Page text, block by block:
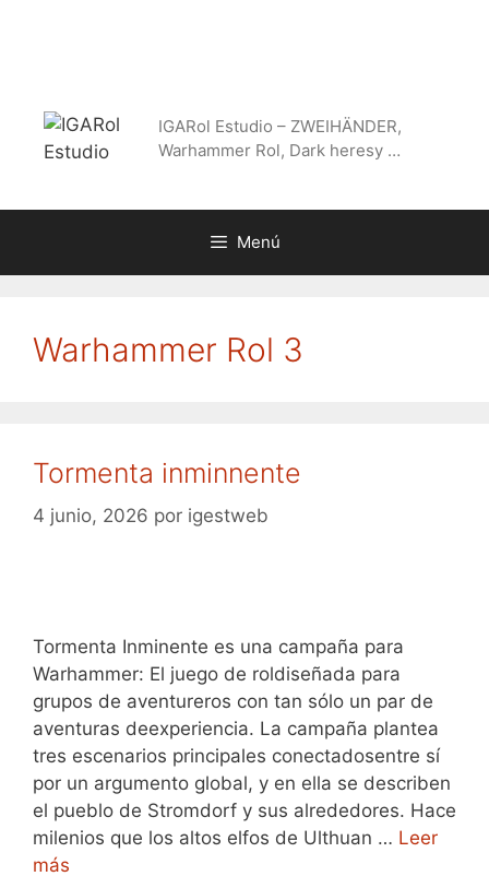
IGARol Estudio – ZWEIHÄNDER,
Warhammer Rol, Dark heresy …
Menú
Warhammer Rol 3
Tormenta inminnente
4 junio, 2026 por igestweb
Tormenta Inminente es una campaña para
Warhammer: El juego de roldiseñada para
grupos de aventureros con tan sólo un par de
aventuras deexperiencia. La campaña plantea
tres escenarios principales conectadosentre sí
por un argumento global, y en ella se describen
el pueblo de Stromdorf y sus alrededores. Hace
milenios que los altos elfos de Ulthuan … Leer
más